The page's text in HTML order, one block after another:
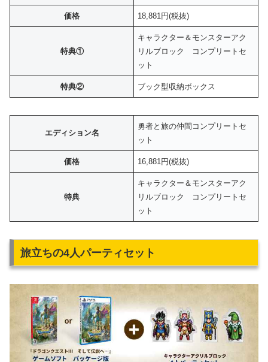
価格 18,881円(税抜)
特典①
キャラクター＆モンスターアク
リルブロック コンプリートセ
ット
特典② ブック型収納ボックス
エディション名
勇者と旅の仲間コンプリートセ
ット
価格 16,881円(税抜)
特典
キャラクター＆モンスターアク
リルブロック コンプリートセ
ット
旅立ちの4人パーティセット